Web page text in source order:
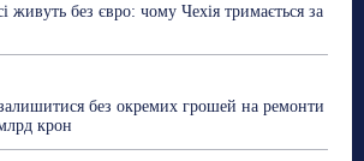
живуть без євро: чому Чехія тримається за
без окремих грошей на ремонти
крон